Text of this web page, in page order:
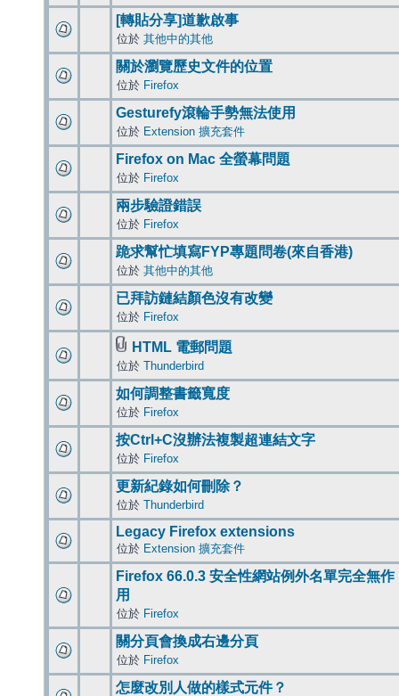
[轉貼分享]道歉啟事
位於 其他中的其他
關於瀏覽歷史文件的位置
位於 Firefox
Gesturefy滾輪手勢無法使用
位於 Extension 擴充套件
Firefox on Mac 全螢幕問題
位於 Firefox
兩步驗證錯誤
位於 Firefox
跪求幫忙填寫FYP專題問卷(來自香港)
位於 其他中的其他
已拜訪鏈結顏色沒有改變
位於 Firefox
HTML 電郵問題
位於 Thunderbird
如何調整書籤寬度
位於 Firefox
按Ctrl+C沒辦法複製超連結文字
位於 Firefox
更新紀錄如何刪除？
位於 Thunderbird
Legacy Firefox extensions
位於 Extension 擴充套件
Firefox 66.0.3 安全性網站例外名單完全無作
用
位於 Firefox
關分頁會換成右邊分頁
位於 Firefox
怎麼改別人做的樣式元件？